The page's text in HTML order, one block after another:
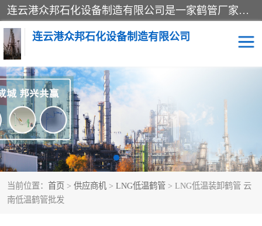
连云港众邦石化设备制造有限公司是一家鹤管厂家主营：鹤管、装车鹤管等，是致力于石油、石化等流体装卸设备(主要产品如鹤管、输油臂、脱缆钩等)的咨询、设计、制造、检测、安装指导、系统调试、维修维护等业务的公司。
连云港众邦石化设备制造有限公司
当前位置： 首页 > 供应商机 > LNG低温鹤管 > LNG低温装卸鹤管 云
南低温鹤管批发
鹤管 顶部装卸鹤管
底部装卸鹤管 LNG低温鹤管
液氨鹤管 液化气鹤管
鹤管配件 活动梯栈台